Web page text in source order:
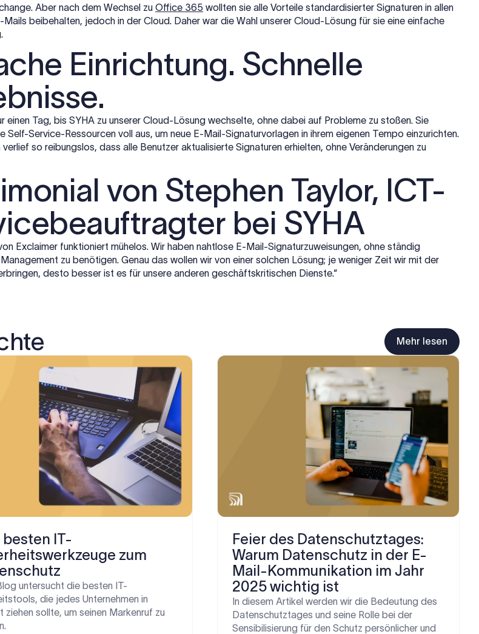
Aber nach dem Wechsel zu Office 365 wollten sie alle Vorteile standardisierter Signaturen in allen
beibehalten, jedoch in der Cloud. Daher war die Wahl unserer Cloud-Lösung für sie eine einfache
Einrichtung. Schnelle
einen Tag, bis SYHA zu unserer Cloud-Lösung wechselte, ohne dabei auf Probleme zu stoßen. Sie
Self-Service-Ressourcen voll aus, um neue E-Mail-Signaturvorlagen in ihrem eigenen Tempo einzurichten.
so reibungslos, dass alle Benutzer aktualisierte Signaturen erhielten, ohne Veränderungen zu
von Stephen Taylor, ICT-
bei SYHA
Exclaimer funktioniert mühelos. Wir haben nahtlose E-Mail-Signaturzuweisungen, ohne ständig
zu benötigen. Genau das wollen wir von einer solchen Lösung; je weniger Zeit wir mit der
desto besser ist es für unsere anderen geschäftskritischen Dienste.“
Mehr lesen
besten IT-
zum
untersucht die besten IT-
die jedes Unternehmen in
ziehen sollte, um seinen Markenruf zu
Feier des Datenschutztages:
Warum Datenschutz in der E-
Mail-Kommunikation im Jahr
2025 wichtig ist
In diesem Artikel werden wir die Bedeutung des
Datenschutztages und seine Rolle bei der
Sensibilisierung für den Schutz persönlicher und